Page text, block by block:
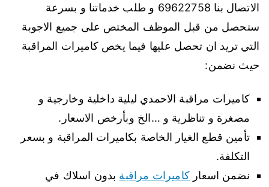
الاتصال بنا 69622758 و طلب خدماتنا و بسرعة
ستحصل من قبل الموظف المختص على جميع الاجوبة
التي تريد ان تحصل عليها فيما يخص كاميرات المراقبة
حيث نضمن:
كاميرات مراقبة الاحمدي ليلية داخلية وخارجية و
مصغرة و تناظرية و …الخ وبأرخص الاسعار.
تأمين قطع الغيار الخاصة بكاميرات المراقبة و بسعر
التكلفة.
نضمن اسعار كاميرات مراقبة بدون اسلاك في